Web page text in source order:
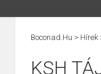
Boconad.hu > Hírek
KSH